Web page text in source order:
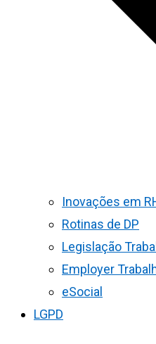
Inovações em
Rotinas de DP
Legislação
Employer
eSocial
LGPD